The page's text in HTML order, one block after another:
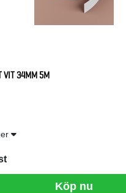
VIT 34MM 5M
Köp nu